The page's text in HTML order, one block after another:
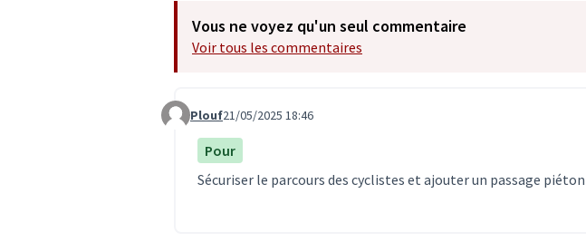
Vous ne voyez qu'un seul commentaire
Voir tous les commentaires
Commentaire 7499
Plouf21/05/2025 18:46
Pour
Sécuriser le parcours des cyclistes et ajouter un passage piéton